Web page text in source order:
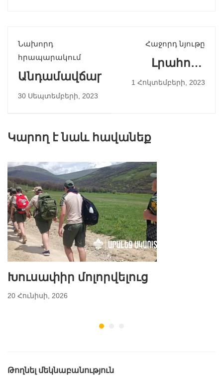
Նախորդ
հրապարակում
Անդամավճարներ
30 Սեպտեմբերի, 2023
Հաջորդ նյութը
Լրահոս -
tiv1.am
1 Հոկտեմբերի, 2023
Կարող է նաև հավանեք
Խուսափիր մոլորվելուց
20 Հունիսի, 2026
Թողնել մեկնաբանություն